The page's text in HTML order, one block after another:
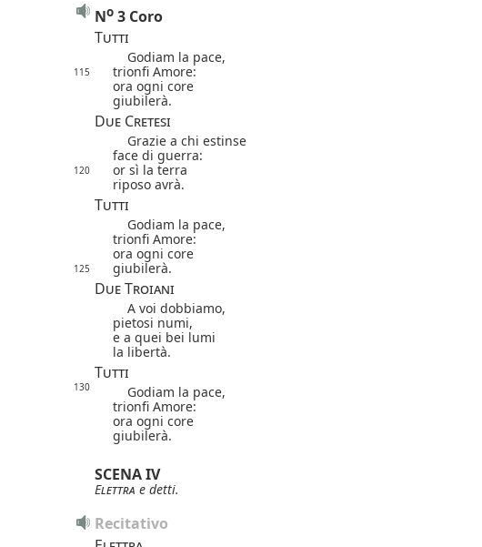
No 3 Coro
Tutti
Godiam la pace,
115 trionfi Amore:
ora ogni core
giubilerà.
Due Cretesi
Grazie a chi estinse
face di guerra:
120 or sì la terra
riposo avrà.
Tutti
Godiam la pace,
trionfi Amore:
ora ogni core
125 giubilerà.
Due Troiani
A voi dobbiamo,
pietosi numi,
e a quei bei lumi
la libertà.
Tutti
130 Godiam la pace,
trionfi Amore:
ora ogni core
giubilerà.
SCENA IV
Elettra e detti.
Recitativo